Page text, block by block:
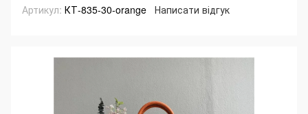
Артикул: КТ-835-30-orange Написати відгук